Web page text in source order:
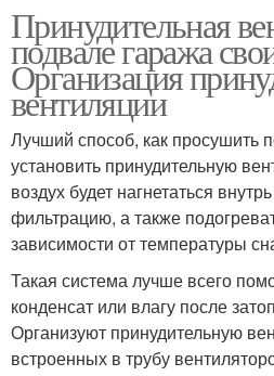
Принудительная
подвале гаража
Организация
вентиляции
Лучший способ, как просушить
установить принудительную
воздух будет нагнетаться
фильтрацию, а также
зависимости от температуры
Такая система лучше всего
конденсат или влагу после
Организуют принудительную
встроенных в трубу